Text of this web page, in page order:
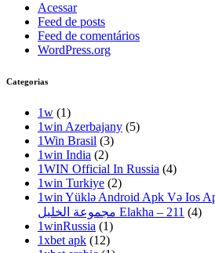
Acessar
Feed de posts
Feed de comentários
WordPress.org
Categorias
1w (1)
1win Azerbajany (5)
1Win Brasil (3)
1win India (2)
1WIN Official In Russia (4)
1win Turkiye (2)
1win Yüklə Android Apk Və Ios
مجموعة الخليل Elakha – 211 (4)
1winRussia (1)
1xbet apk (12)